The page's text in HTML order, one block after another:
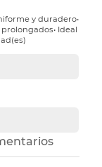
y duradero•
Ideal